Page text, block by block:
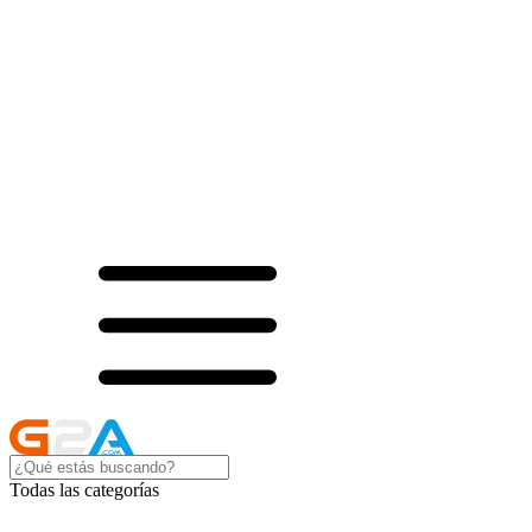
Todas las categorías